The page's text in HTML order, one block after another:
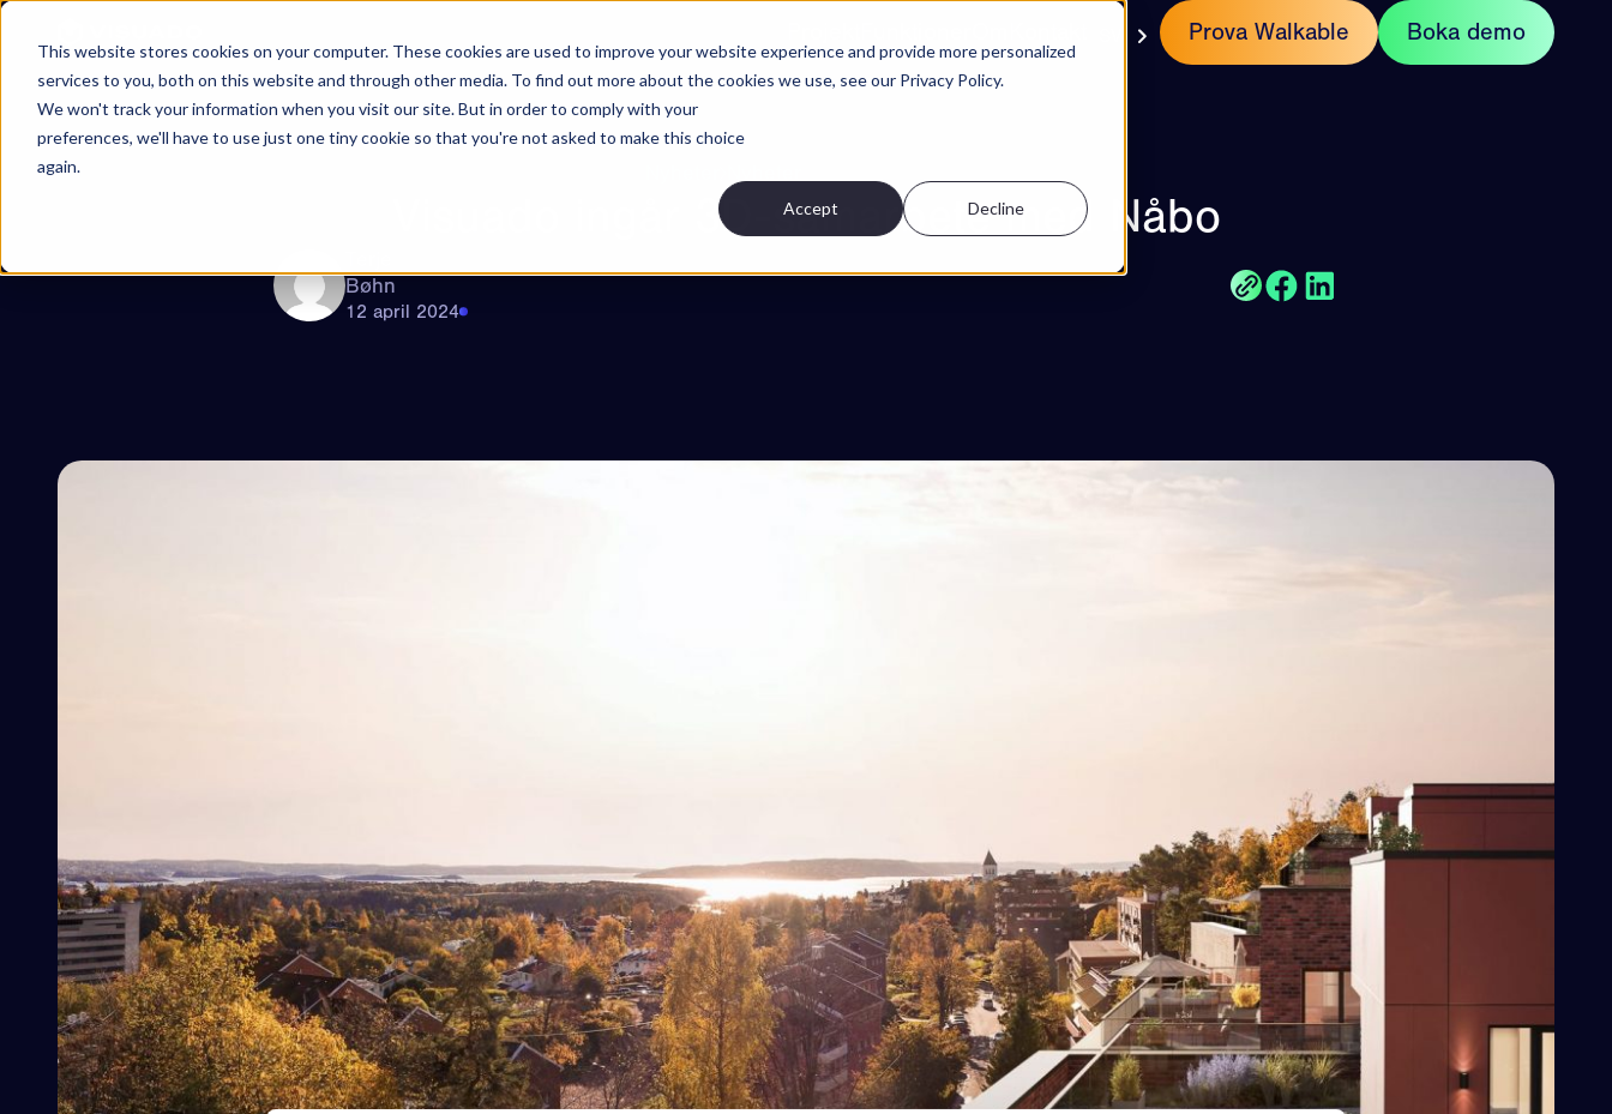
This website stores cookies on your computer. These cookies are used to improve your website experience and provide more personalized
services to you, both on this website and through other media. To find out more about the cookies we use, see our Privacy Policy.
We won't track your information when you visit our site. But in order to comply with your
preferences, we'll have to use just one tiny cookie so that you're not asked to make this choice
again.
Accept Decline
Hoppa till innehåll
Prova Walkable Boka demo
Visuado ingår 3D-samarbete med Nåbo
Bøhn
12 april 2024